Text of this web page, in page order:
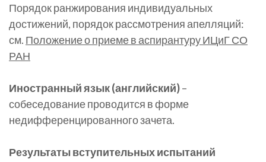
Порядок ранжирования индивидуальных
достижений, порядок рассмотрения апелляций:
см. Положение о приеме в аспирантуру ИЦиГ СО
РАН
Иностранный язык (английский)–
собеседование проводится в форме
недифференцированного зачета.
Результаты вступительных испытаний